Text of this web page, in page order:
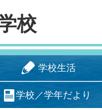
校
学校生活
学校／学年だより